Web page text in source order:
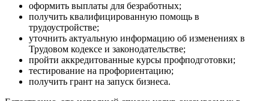
оформить выплаты для безработных;
получить квалифицированную помощь в
трудоустройстве;
уточнить актуальную информацию об изменениях в
Трудовом кодексе и законодательстве;
пройти аккредитованные курсы профподготовки;
тестирование на профориентацию;
получить грант на запуск бизнеса.